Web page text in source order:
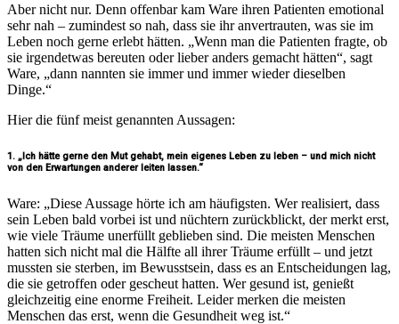
Aber nicht nur. Denn offenbar kam Ware ihren Patienten emotional
sehr nah – zumindest so nah, dass sie ihr anvertrauten, was sie im
Leben noch gerne erlebt hätten. „Wenn man die Patienten fragte, ob
sie irgendetwas bereuten oder lieber anders gemacht hätten“, sagt
Ware, „dann nannten sie immer und immer wieder dieselben
Dinge.“
Hier die fünf meist genannten Aussagen:
1. „Ich hätte gerne den Mut gehabt, mein eigenes Leben zu leben – und mich nicht
von den Erwartungen anderer leiten lassen.“
Ware: „Diese Aussage hörte ich am häufigsten. Wer realisiert, dass
sein Leben bald vorbei ist und nüchtern zurückblickt, der merkt erst,
wie viele Träume unerfüllt geblieben sind. Die meisten Menschen
hatten sich nicht mal die Hälfte all ihrer Träume erfüllt – und jetzt
mussten sie sterben, im Bewusstsein, dass es an Entscheidungen lag,
die sie getroffen oder gescheut hatten. Wer gesund ist, genießt
gleichzeitig eine enorme Freiheit. Leider merken die meisten
Menschen das erst, wenn die Gesundheit weg ist.“